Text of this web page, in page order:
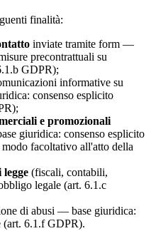
finalità:
inviate tramite form —
precontrattuali su
GDPR);
informative su
consenso esplicito
e promozionali
giuridica: consenso esplicito
facoltativo all'atto della
(fiscali, contabili,
legale (art. 6.1.c
di abusi — base giuridica:
(art. 6.1.f GDPR).